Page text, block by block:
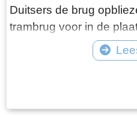
Duitsers de brug
trambrug voor in de
worden opengedraaid.
Hellingbrug met
samenkomst voor de